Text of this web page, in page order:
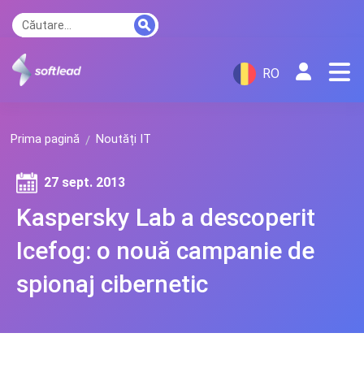
RO
Prima pagină Noutăți IT
Kaspersky Lab a descoperit
Icefog: o nouă campanie de
spionaj cibernetic
27 sept. 2013